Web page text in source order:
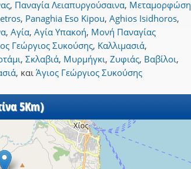
, Παναγία Λειαπυργούσαινα, Μεταμορφώση
, Panaghia Eso Kipou, Aghios Isidhoros,
, Αγία, Αγία Υπακοή, Μονή Παναγίας
Γεώργιος Συκούσης, Καλλιμασιά,
, Σκλαβιά, Μυρμήγκι, Ζυφιάς, Βαβίλοι,
, και Άγιος Γεώργιος Συκούσης
5Km)